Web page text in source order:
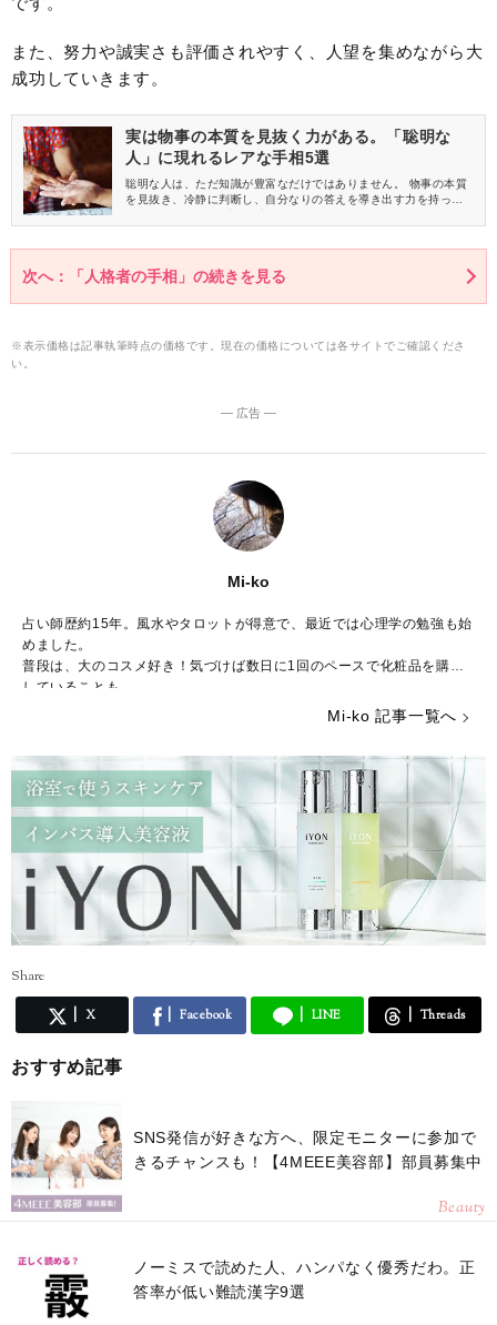
また、努力や誠実さも評価されやすく、人望を集めながら大
成功していきます。
実は物事の本質を見抜く力がある。「聡明な
人」に現れるレアな手相5選
聡明な人は、ただ知識が豊富なだけではありません。 物事の本質
を見抜き、冷静に判断し、自分なりの答えを導き出す力を持って
に現れる手相を5つご紹介します。
次へ：「人格者の手相」の続きを見る
※表示価格は記事執筆時点の価格です。現在の価格については各サイトでご確認くださ
い。
― 広告 ―
Mi-ko
占い師歴約15年。風水やタロットが得意で、最近では心理学の勉強も始
めました。
普段は、大のコスメ好き！気づけば数日に1回のペースで化粧品を購入
していることも……。
ストレスが多い今の時代……癒やしが欲しいという方のために、のんび
Mi-ko 記事一覧へ
Share
X Facebook LINE Threads
おすすめ記事
SNS発信が好きな方へ、限定モニターに参加で
きるチャンスも！【4MEEE美容部】部員募集中
Beauty
ノーミスで読めた人、ハンパなく優秀だわ。正
答率が低い難読漢字9選